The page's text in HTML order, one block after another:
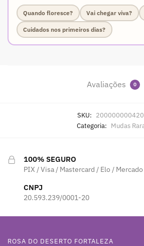
Quando floresce? Vai chegar viva?
Cuidados nos primeiros dias?
Avaliações 0
SKU:
Categoria: Mudas
100% SEGURO
PIX / Visa / Mastercard / Elo / Mercado
CNPJ
20.593.239/0001-20
ROSA DO DESERTO FORTALEZA